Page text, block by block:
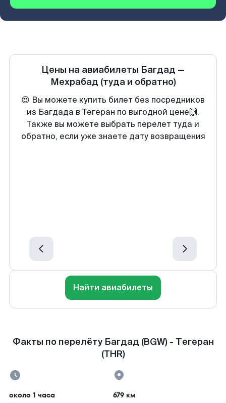
Цены на авиабилеты Багдад —
Мехрабад (туда и обратно)
😍 Вы можете купить билет без посредников
из Багдада в Тегеран по выгодной цене🙌.
Также вы можете выбрать перелет туда и
обратно, если уже знаете дату возвращения
Найти авиабилеты
Факты по перелёту Багдад (BGW) - Тегеран
(THR)
около 1 часа 679 км